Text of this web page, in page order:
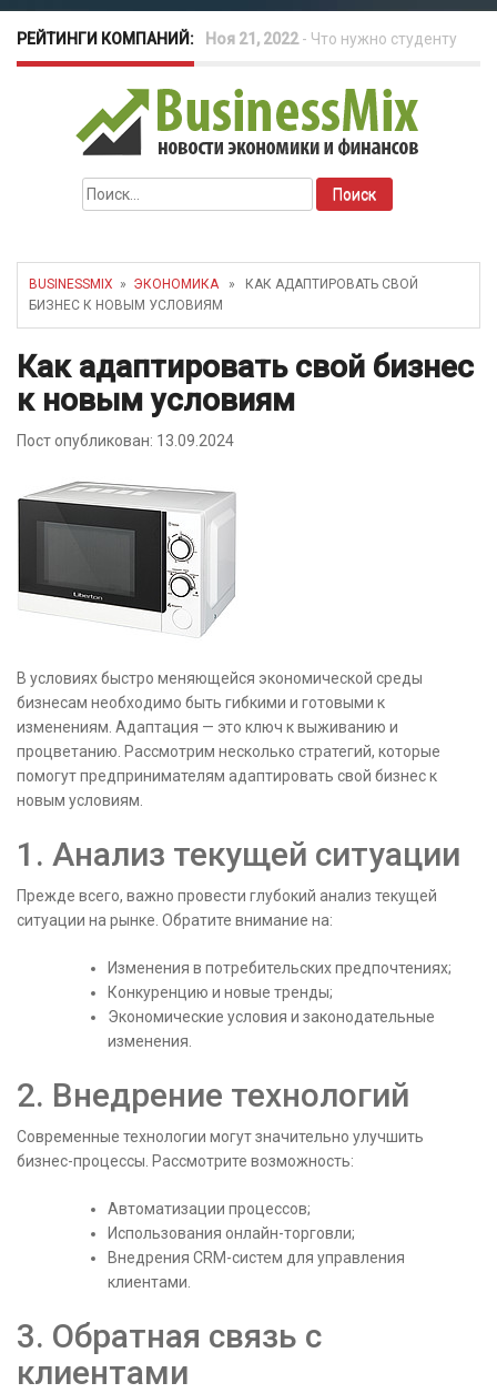
РЕЙТИНГИ КОМПАНИЙ: Ноя 21, 2022- Что нужно студенту
для открытия бизнеса?
Окт 26, 2022-Телефония для
amoCRM: лучшие инструменты для
бизнеса
как защитить свой бизнес?
Найти:
BUSINESSMIX » ЭКОНОМИКА» КАК АДАПТИРОВАТЬ СВОЙ
БИЗНЕС К НОВЫМ УСЛОВИЯМ
Как адаптировать свой бизнес
к новым условиям
Пост опубликован: 13.09.2024
В условиях быстро меняющейся экономической среды
бизнесам необходимо быть гибкими и готовыми к
изменениям. Адаптация — это ключ к выживанию и
процветанию. Рассмотрим несколько стратегий, которые
помогут предпринимателям адаптировать свой бизнес к
новым условиям.
1. Анализ текущей ситуации
Прежде всего, важно провести глубокий анализ текущей
ситуации на рынке. Обратите внимание на:
Изменения в потребительских предпочтениях;
Конкуренцию и новые тренды;
Экономические условия и законодательные
изменения.
2. Внедрение технологий
Современные технологии могут значительно улучшить
бизнес-процессы. Рассмотрите возможность:
Автоматизации процессов;
Использования онлайн-торговли;
Внедрения CRM-систем для управления
клиентами.
3. Обратная связь с
клиентами